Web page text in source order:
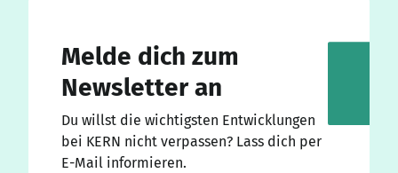
Melde dich zum
Newsletter an
Du willst die wichtigsten Entwicklungen
bei KERN nicht verpassen? Lass dich per
E-Mail informieren.